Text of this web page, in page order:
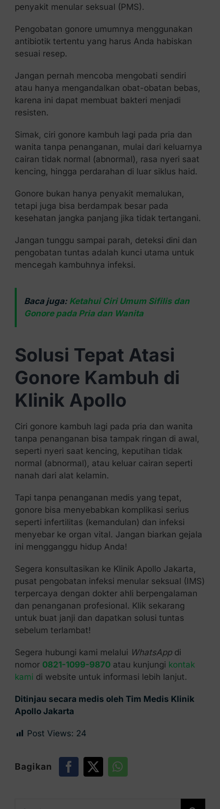
penyakit menular seksual (PMS).
Pengobatan gonore umumnya menggunakan
antibiotik tertentu yang harus Anda habiskan
sesuai resep.
Jangan pernah mencoba mengobati sendiri
atau hanya mengandalkan obat-obatan bebas,
karena ini dapat membuat bakteri menjadi
resisten.
Simak, ciri gonore kambuh lagi pada pria dan
wanita tanpa penanganan, mulai dari keluarnya
cairan tidak normal (abnormal), rasa nyeri saat
kencing, hingga perdarahan di luar siklus haid.
Gonore bukan hanya penyakit memalukan,
tetapi juga bisa berdampak besar pada
kesehatan jangka panjang jika tidak tertangani.
Jangan tunggu sampai parah, deteksi dini dan
pengobatan tuntas adalah kunci utama untuk
mencegah kambuhnya infeksi.
Baca juga: Ketahui Ciri Umum Sifilis dan
Gonore pada Pria dan Wanita
Solusi Tepat Atasi
Gonore Kambuh di
Klinik Apollo
Ciri gonore kambuh lagi pada pria dan wanita
tanpa penanganan bisa tampak ringan di awal,
seperti nyeri saat kencing, keputihan tidak
normal (abnormal), atau keluar cairan seperti
nanah dari alat kelamin.
Tapi tanpa penanganan medis yang tepat,
gonore bisa menyebabkan komplikasi serius
seperti infertilitas (kemandulan) dan infeksi
menyebar ke organ vital. Jangan biarkan gejala
ini mengganggu hidup Anda!
Segera konsultasikan ke Klinik Apollo Jakarta,
pusat pengobatan infeksi menular seksual (IMS)
terpercaya dengan dokter ahli berpengalaman
dan penanganan profesional. Klik sekarang
untuk buat janji dan dapatkan solusi tuntas
sebelum terlambat!
Segera hubungi kami melalui WhatsAppdi
nomor 0821-1099-9870atau kunjungi kontak
kami di website untuk informasi lebih lanjut.
Ditinjau secara medis oleh Tim Medis Klinik
Apollo Jakarta
Post Views: 24
Bagikan